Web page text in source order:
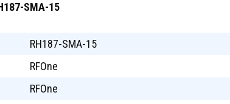
SMA-15
RH187-SMA-15
RFOne
RFOne